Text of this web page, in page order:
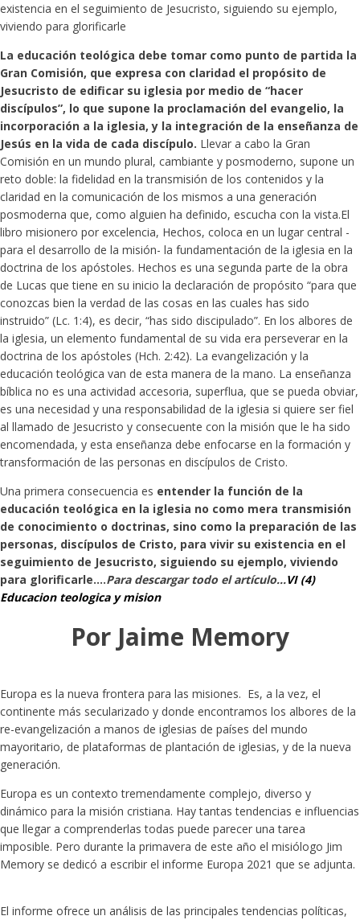
existencia en el seguimiento de Jesucristo, siguiendo su ejemplo,
viviendo para glorificarle
La educación teológica debe tomar como punto de partida la
Gran Comisión, que expresa con claridad el propósito de
Jesucristo de edificar su iglesia por medio de “hacer
discípulos”, lo que supone la proclamación del evangelio, la
incorporación a la iglesia, y la integración de la enseñanza de
Jesús en la vida de cada discípulo. Llevar a cabo la Gran
Comisión en un mundo plural, cambiante y posmoderno, supone un
reto doble: la fidelidad en la transmisión de los contenidos y la
claridad en la comunicación de los mismos a una generación
posmoderna que, como alguien ha definido, escucha con la vista.El
libro misionero por excelencia, Hechos, coloca en un lugar central -
para el desarrollo de la misión- la fundamentación de la iglesia en la
doctrina de los apóstoles. Hechos es una segunda parte de la obra
de Lucas que tiene en su inicio la declaración de propósito “para que
conozcas bien la verdad de las cosas en las cuales has sido
instruido” (Lc. 1:4), es decir, “has sido discipulado”. En los albores de
la iglesia, un elemento fundamental de su vida era perseverar en la
doctrina de los apóstoles (Hch. 2:42). La evangelización y la
educación teológica van de esta manera de la mano. La enseñanza
bíblica no es una actividad accesoria, superflua, que se pueda obviar,
es una necesidad y una responsabilidad de la iglesia si quiere ser fiel
al llamado de Jesucristo y consecuente con la misión que le ha sido
encomendada, y esta enseñanza debe enfocarse en la formación y
transformación de las personas en discípulos de Cristo.
Una primera consecuencia es entender la función de la
educación teológica en la iglesia no como mera transmisión
de conocimiento o doctrinas, sino como la preparación de las
personas, discípulos de Cristo, para vivir su existencia en el
seguimiento de Jesucristo, siguiendo su ejemplo, viviendo
para glorificarle....Para descargar todo el artículo...VI (4)
Educacion teologica y mision
Por Jaime Memory
Europa es la nueva frontera para las misiones. Es, a la vez, el
continente más secularizado y donde encontramos los albores de la
re-evangelización a manos de iglesias de países del mundo
mayoritario, de plataformas de plantación de iglesias, y de la nueva
generación.
Europa es un contexto tremendamente complejo, diverso y
dinámico para la misión cristiana. Hay tantas tendencias e influencias
que llegar a comprenderlas todas puede parecer una tarea
imposible. Pero durante la primavera de este año el misiólogo Jim
Memory se dedicó a escribir el informe Europa 2021 que se adjunta.
El informe ofrece un análisis de las principales tendencias políticas,